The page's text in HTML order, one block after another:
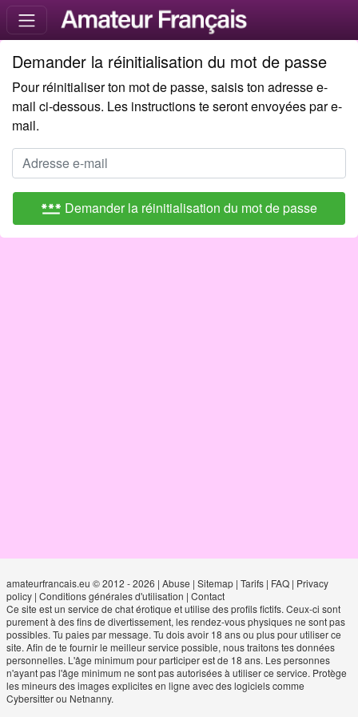
Demander la réinitialisation du mot de passe
Pour réinitialiser ton mot de passe, saisis ton adresse e-
mail ci-dessous. Les instructions te seront envoyées par e-
mail.
password Demander la réinitialisation du mot de passe
amateurfrancais.eu © 2012 - 2026 | Abuse | Sitemap| Tarifs| FAQ| Privacy
policy| Conditions générales d'utilisation | Contact
Ce site est un service de chat érotique et utilise des profils fictifs. Ceux-ci sont
purement à des fins de divertissement, les rendez-vous physiques ne sont pas
possibles. Tu paies par message. Tu dois avoir 18 ans ou plus pour utiliser ce
site. Afin de te fournir le meilleur service possible, nous traitons tes données
personnelles. L'âge minimum pour participer est de 18 ans. Les personnes
n'ayant pas l'âge minimum ne sont pas autorisées à utiliser ce service. Protège
les mineurs des images explicites en ligne avec des logiciels comme
Cybersitter ou Netnanny.